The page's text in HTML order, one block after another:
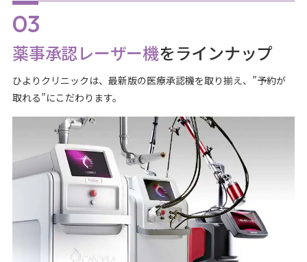
薬事承認レーザー機をラインナップ
ひよりクリニックは、最新版の医療承認機を取り揃え、”予約が
取れる”にこだわります。